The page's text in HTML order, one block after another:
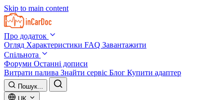
Skip to main content
Про додаток
Огляд Характеристики FAQ Завантажити
Спільнота
Форуми Останні дописи
Витрати палива Знайти сервіс Блог Купити адаптер
Пошук...